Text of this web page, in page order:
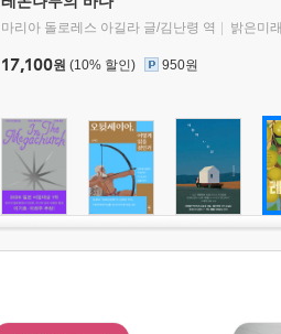
마리아 돌로레스 아길라 글/김난령 역 밝은미래
17,100원 (10% 할인) 950원